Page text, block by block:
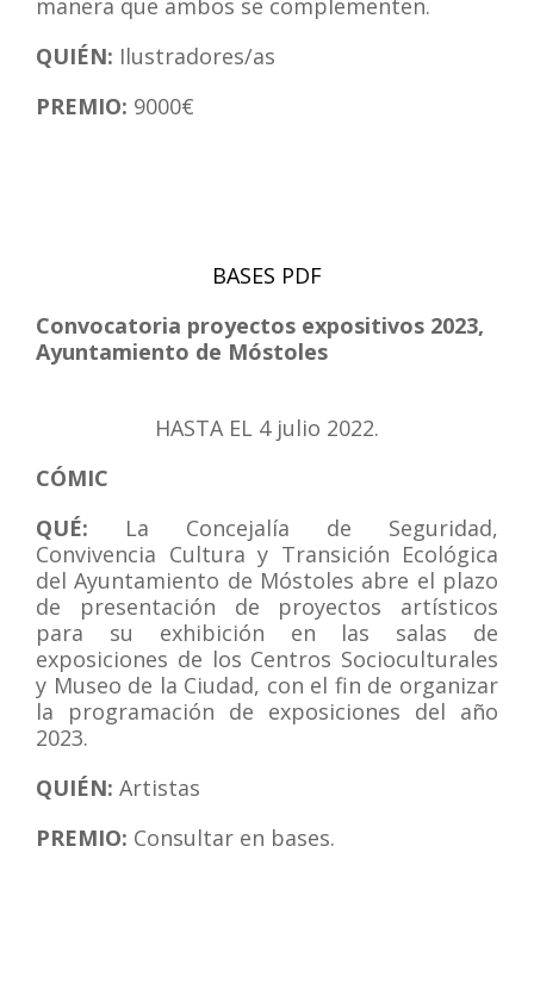
manera que ambos se complementen.
QUIÉN: Ilustradores/as
PREMIO: 9000€
BASES PDF
Convocatoria proyectos expositivos 2023,
Ayuntamiento de Móstoles
HASTA EL 4 julio 2022.
CÓMIC
QUÉ: La Concejalía de Seguridad,
Convivencia Cultura y Transición Ecológica
del Ayuntamiento de Móstoles abre el plazo
de presentación de proyectos artísticos
para su exhibición en las salas de
exposiciones de los Centros Socioculturales
y Museo de la Ciudad, con el fin de organizar
la programación de exposiciones del año
2023.
QUIÉN: Artistas
PREMIO: Consultar en bases.